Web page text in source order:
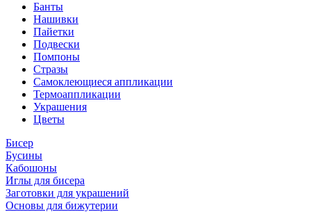
Банты
Нашивки
Пайетки
Подвески
Помпоны
Стразы
Самоклеющиеся аппликации
Термоаппликации
Украшения
Цветы
Бисер
Бусины
Кабошоны
Иглы для бисера
Заготовки для украшений
Основы для бижутерии